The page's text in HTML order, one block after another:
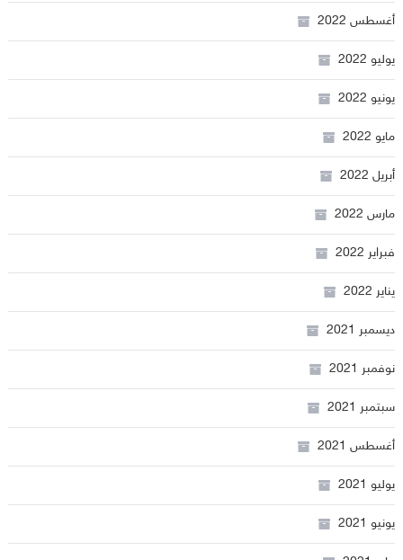
أغسطس 2022
يوليو 2022
يونيو 2022
مايو 2022
أبريل 2022
مارس 2022
فبراير 2022
يناير 2022
ديسمبر 2021
نوفمبر 2021
سبتمبر 2021
أغسطس 2021
يوليو 2021
يونيو 2021